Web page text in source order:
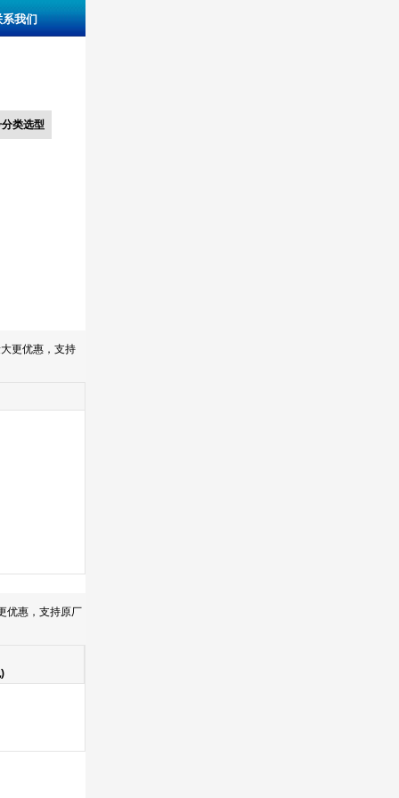
系我们
类选型
更优惠，支持
优惠，支持原厂